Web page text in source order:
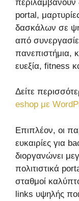
περιλαμβάνουν
portal,
δασκάλων σε
από
πανεπιστήμια,
ευεξία, fitness
Δείτε
eshop με
Επιπλέον, οι
ευκαιρίες για
διοργανώνει
πολιτιστικά
σταθμοί
links υψηλής